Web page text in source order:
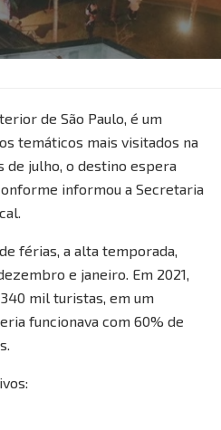
de São Paulo, é um
temáticos mais visitados na
de julho, o destino espera
informou a Secretaria
férias, a alta temporada,
e janeiro. Em 2021,
mil turistas, em um
funcionava com 60% de